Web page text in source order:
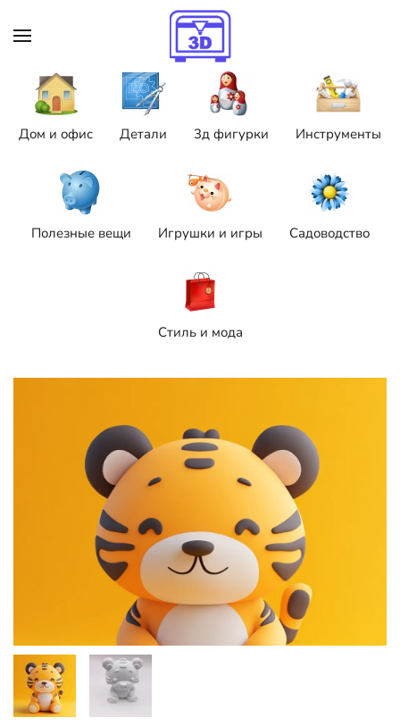
Skip to main content
Дом и офис Детали 3д фигурки Инструменты
Полезные вещи Игрушки и игры Садоводство
Стиль и мода